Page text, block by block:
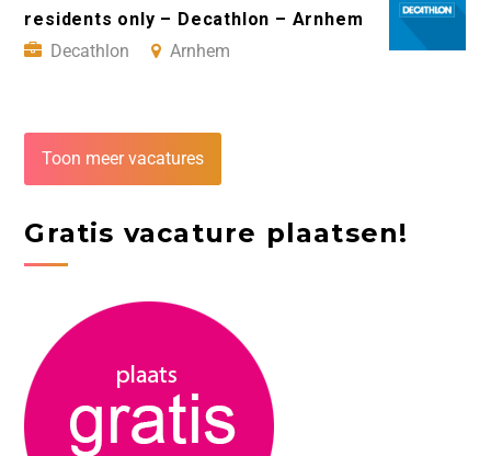
residents only – Decathlon – Arnhem
Decathlon
Arnhem
Toon meer vacatures
Gratis vacature plaatsen!